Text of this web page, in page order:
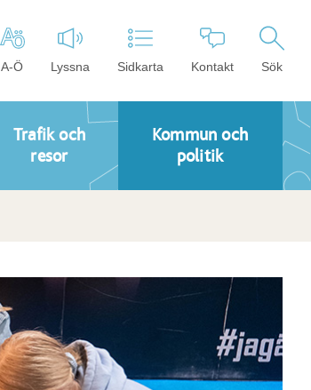
A-Ö Lyssna Sidkarta Kontakt Sök
Trafik och
resor
Kommun och
politik